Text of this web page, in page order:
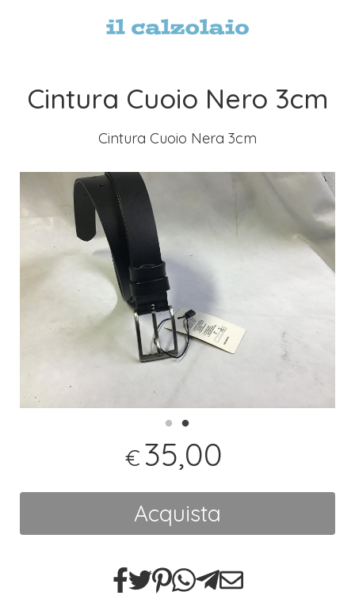
Cintura Cuoio Nero 3cm
Cintura Cuoio Nera 3cm
€ 35,00
Acquista